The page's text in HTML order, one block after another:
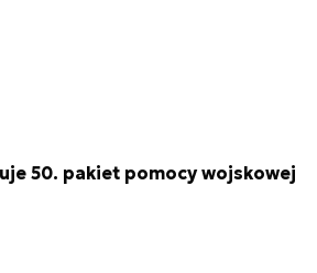
50. pakiet pomocy wojskowej